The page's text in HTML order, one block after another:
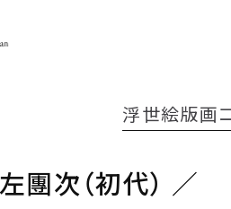
團次（初代） ／
浮世絵版画